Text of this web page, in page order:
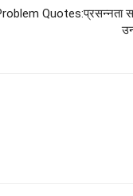
Quotes:प्रसन्नता